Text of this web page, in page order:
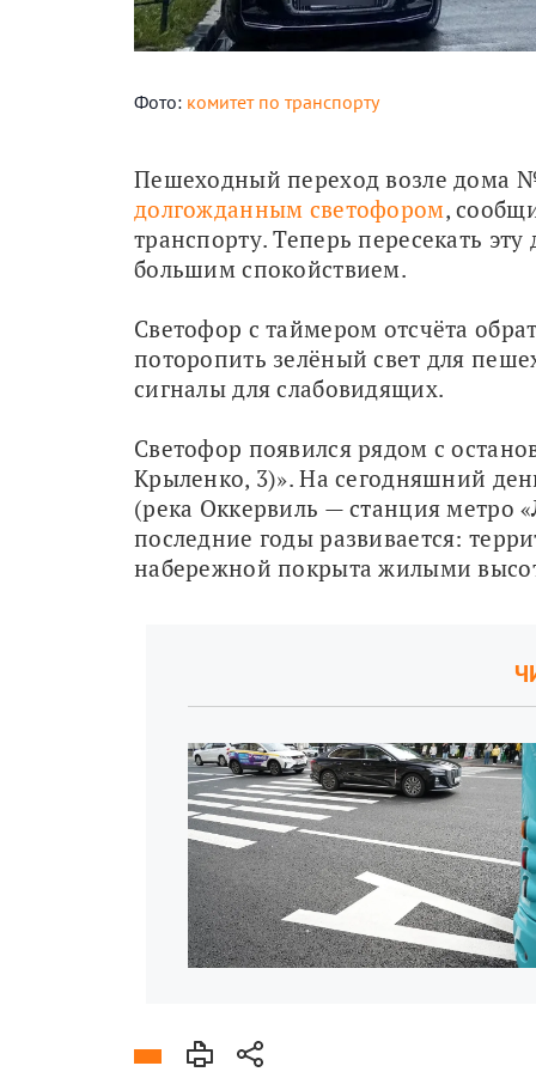
Фото: комитет по транспорту
долгожданным светофором,
транспорту. Теперь пересекать
большим спокойствием.
Светофор с таймером отсчёта
поторопить зелёный свет для
сигналы для слабовидящих.
Светофор появился рядом с
Крыленко, 3)». На сегодняшний
(река Оккервиль — станция метро
последние годы развивается:
набережной покрыта жилыми